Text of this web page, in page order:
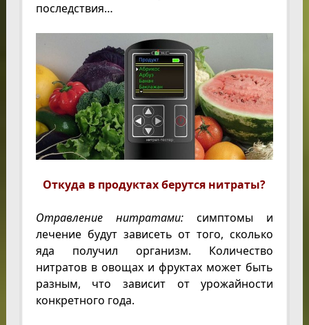
последствия…
Откуда в продуктах берутся нитраты?
Отравление нитратами:симптомы и
лечение будут зависеть от того, сколько
яда получил организм. Количество
нитратов в овощах и фруктах может быть
разным, что зависит от урожайности
конкретного года.